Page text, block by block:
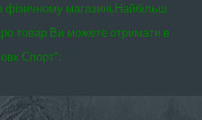
магазині.Найбільш
товар Ви можете отримати в
Спорт”: